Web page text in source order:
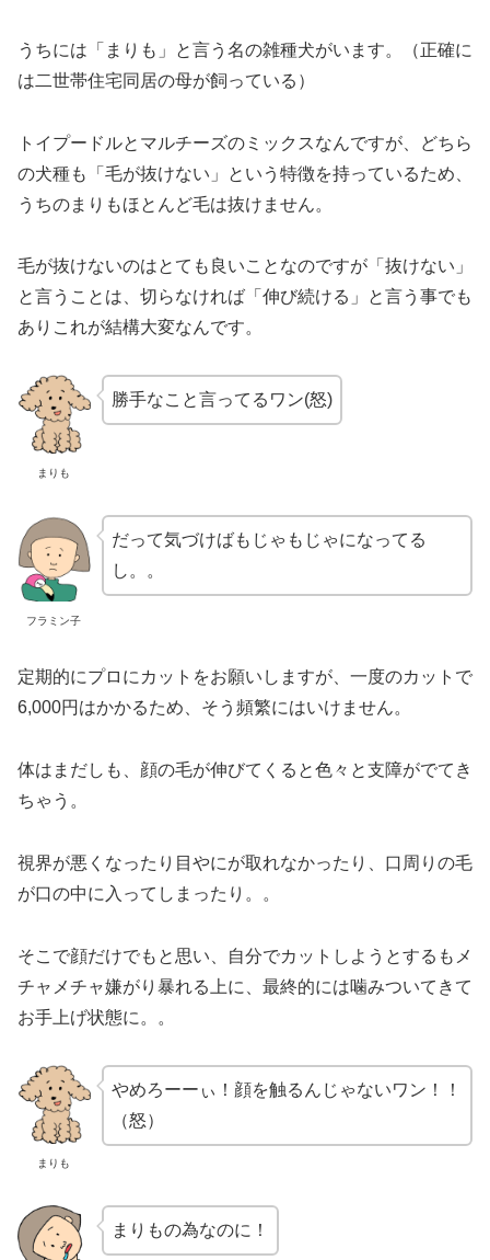
うちには「まりも」と言う名の雑種犬がいます。（正確に
は二世帯住宅同居の母が飼っている）
トイプードルとマルチーズのミックスなんですが、どちら
の犬種も「毛が抜けない」という特徴を持っているため、
うちのまりもほとんど毛は抜けません。
毛が抜けないのはとても良いことなのですが「抜けない」
と言うことは、切らなければ「伸び続ける」と言う事でも
ありこれが結構大変なんです。
まりも
勝手なこと言ってるワン(怒)
フラミン子
だって気づけばもじゃもじゃになってる
し。。
定期的にプロにカットをお願いしますが、一度のカットで
6,000円はかかるため、そう頻繁にはいけません。
体はまだしも、顔の毛が伸びてくると色々と支障がでてき
ちゃう。
視界が悪くなったり目やにが取れなかったり、口周りの毛
が口の中に入ってしまったり。。
そこで顔だけでもと思い、自分でカットしようとするもメ
チャメチャ嫌がり暴れる上に、最終的には噛みついてきて
お手上げ状態に。。
まりも
やめろーーぃ！顔を触るんじゃないワン！！
（怒）
まりもの為なのに！